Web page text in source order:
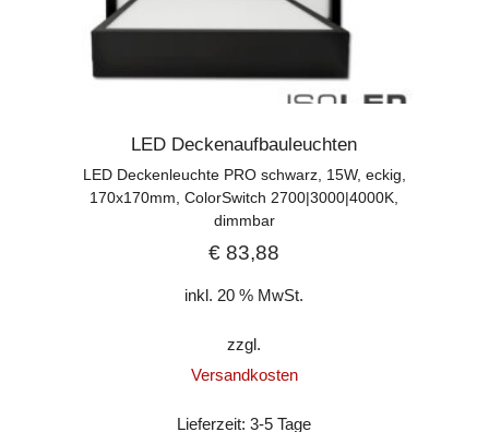
LED Deckenaufbauleuchten
LED Deckenleuchte PRO schwarz, 15W, eckig,
170x170mm, ColorSwitch 2700|3000|4000K,
dimmbar
€ 83,88
inkl. 20 % MwSt.
zzgl.
Versandkosten
Lieferzeit:3-5 Tage